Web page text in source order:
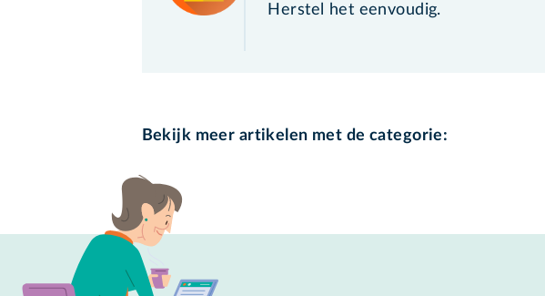
Herstel het eenvoudig.
Bekijk meer artikelen met de categorie: